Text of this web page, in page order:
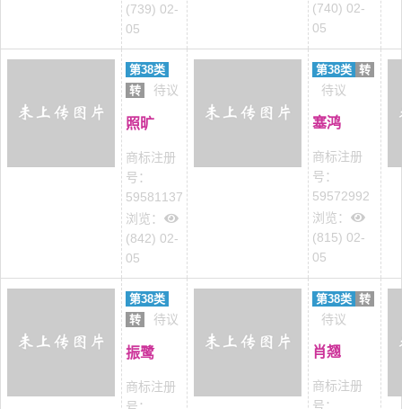
(739) 02-
05
(740) 02-
05
第38类
转
待议
照旷
商标注册
号：
59581137
浏览：
(842) 02-
05
第38类 转
待议
塞鸿
商标注册
号：
59572992
浏览：
(815) 02-
05
第38类
转
待议
振鹭
商标注册
第38类 转
待议
肖翘
商标注册
号：